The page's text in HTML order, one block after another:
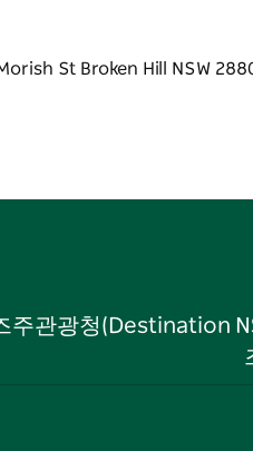
주관광청(Destination